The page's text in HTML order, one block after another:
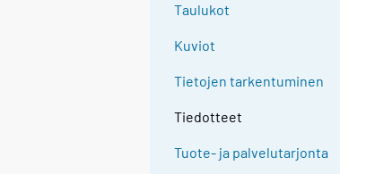
Taulukot
Kuviot
Tietojen tarkentuminen
Tiedotteet
Tuote- ja palvelutarjonta